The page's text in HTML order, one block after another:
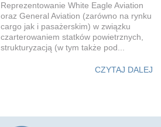
Reprezentowanie White Eagle Aviation
oraz General Aviation (zarówno na rynku
cargo jak i pasażerskim) w związku
czarterowaniem statków powietrznych,
strukturyzacją (w tym także pod...
CZYTAJ DALEJ